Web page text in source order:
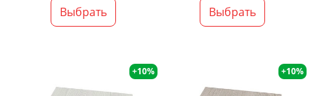
Выбрать Выбрать
+10% +10%